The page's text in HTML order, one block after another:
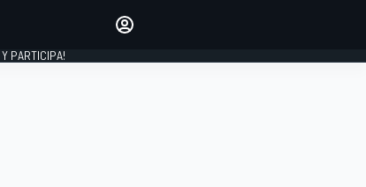
PARTICIPA!